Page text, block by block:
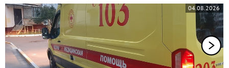
04.08.2026